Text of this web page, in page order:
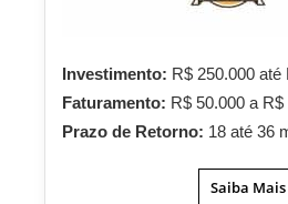
Investimento: R$ 250.000 até
Faturamento: R$ 50.000 a R$
Prazo de Retorno: 18 até 36
Saiba Mais